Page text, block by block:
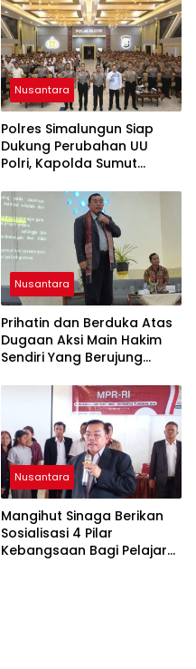
Nusantara
Polres Simalungun Siap
Dukung Perubahan UU
Polri, Kapolda Sumut
Penguatan
Profesionalisme dan
Akuntabilitas Personel
Nusantara
Prihatin dan Berduka Atas
Dugaan Aksi Main Hakim
Sendiri Yang Berujung
Nusantara
Mangihut Sinaga Berikan
Sosialisasi 4 Pilar
Kebangsaan Bagi Pelajar